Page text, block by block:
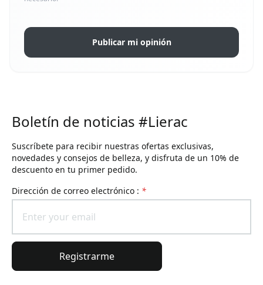
Publicar mi opinión
Boletín de noticias #Lierac
Suscríbete para recibir nuestras ofertas exclusivas,
novedades y consejos de belleza, y disfruta de un 10% de
descuento en tu primer pedido.
Dirección de correo electrónico : *
Registrarme